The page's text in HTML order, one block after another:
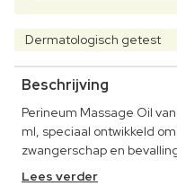
Dermatologisch getest
Beschrijving
Perineum Massage Oil
ml, speciaal ontwikkeld
zwangerschap en
Lees verder